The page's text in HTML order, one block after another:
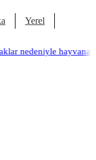
Yerel
bahçesinde üç